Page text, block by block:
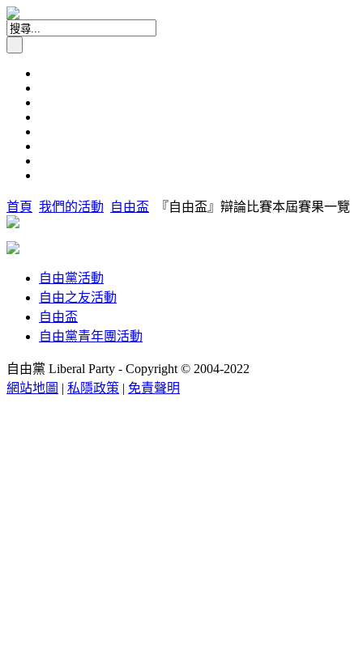
首頁 我們的活動 自由盃 『自由盃』辯論比賽本屆賽果一覽
自由黨活動
自由之友活動
自由盃
自由黨青年團活動
自由黨 Liberal Party - Copyright © 2004-2022
網站地圖 | 私隱政策 | 免責聲明